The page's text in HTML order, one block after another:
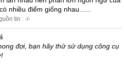
nhiều điểm giống nhau......
tin : -/-
đợi, bạn hãy thử sử dụng công cụ